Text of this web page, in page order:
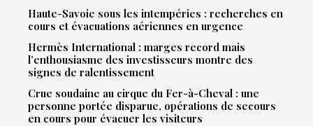
Haute-Savoie sous les intempéries : recherches en
cours et évacuations aériennes en urgence
Hermès International : marges record mais
l’enthousiasme des investisseurs montre des
signes de ralentissement
Crue soudaine au cirque du Fer-à-Cheval : une
personne portée disparue, opérations de secours
en cours pour évacuer les visiteurs